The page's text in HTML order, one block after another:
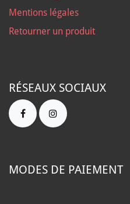
Mentions légales
Retourner un produit
RÉSEAUX SOCIAUX
MODES DE PAIEMENT